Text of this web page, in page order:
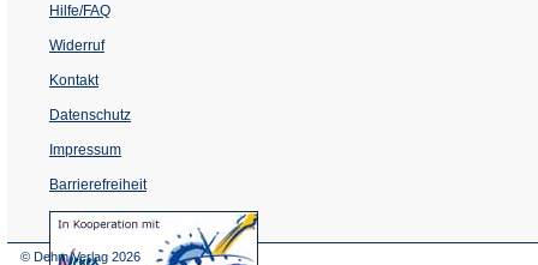
Hilfe/FAQ
Widerruf
Kontakt
Datenschutz
Impressum
Barrierefreiheit
(Öffnet
in
© Dehm Verlag 2026